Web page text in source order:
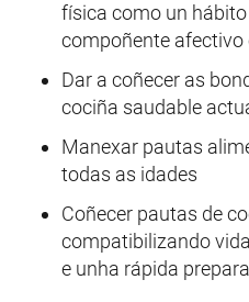
física como un hábito
compoñente afectivo
Dar a coñecer as
cociña saudable
Manexar pautas
todas as idades
Coñecer pautas de
compatibilizando
e unha rápida